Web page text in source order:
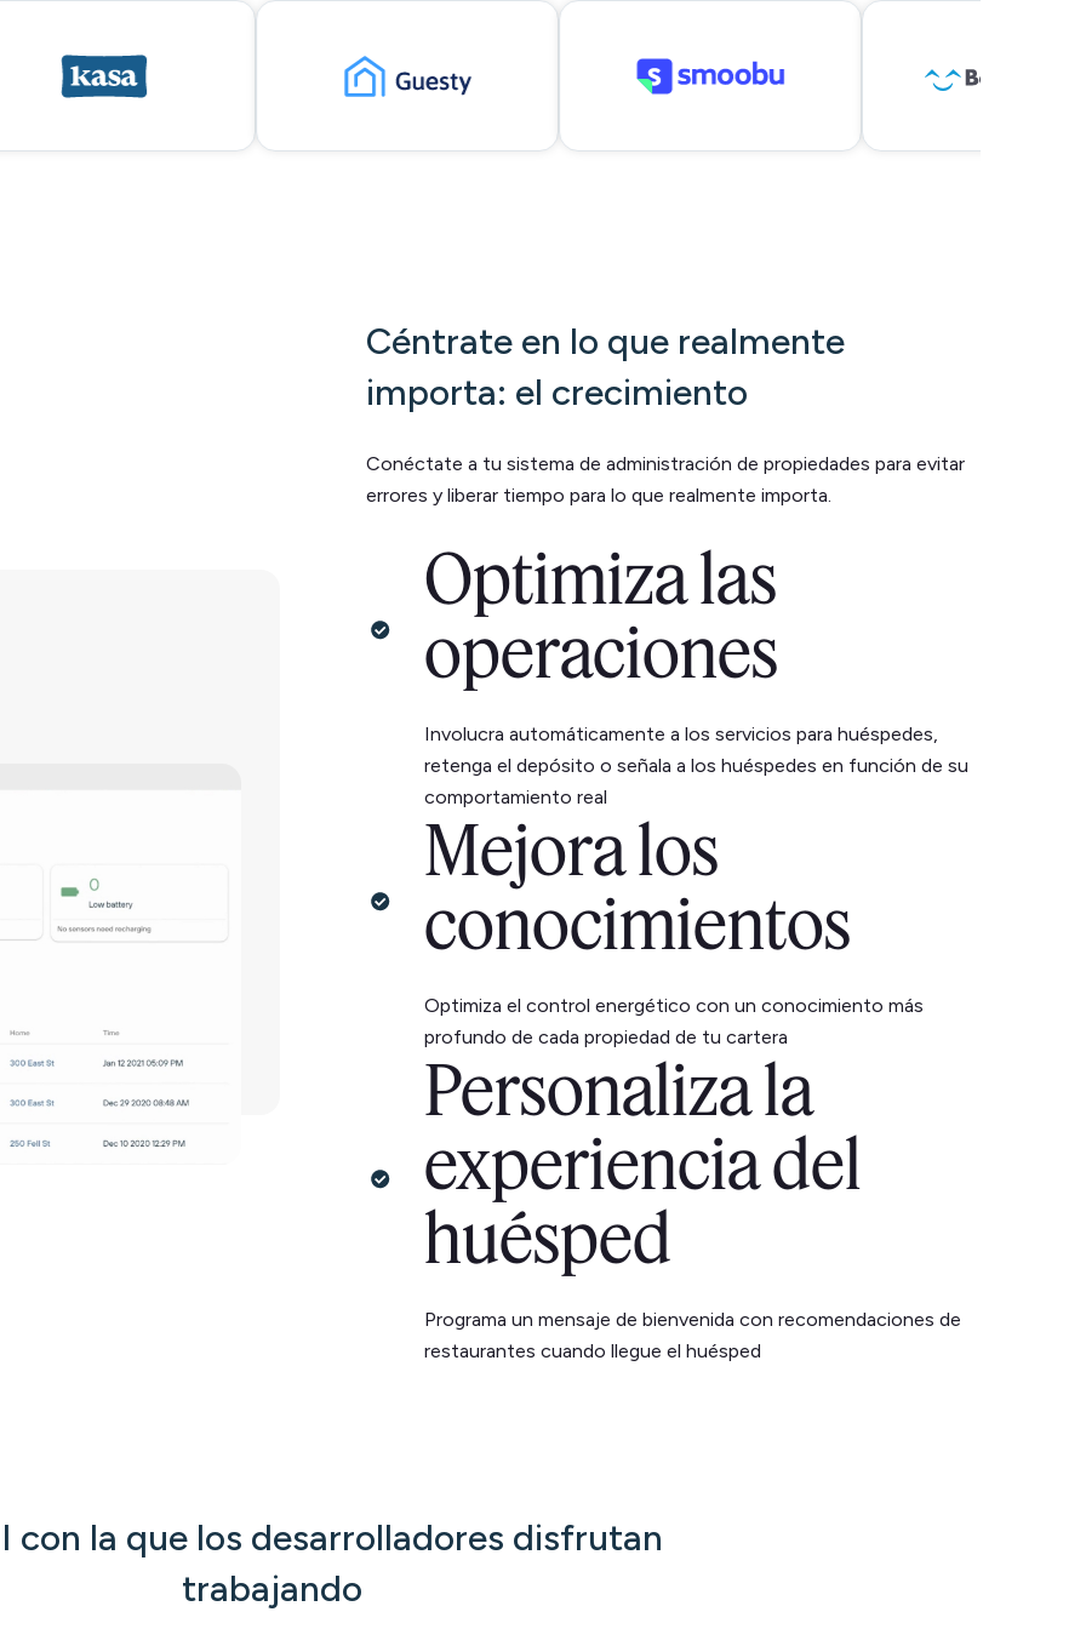
Céntrate en lo que realmente
importa: el crecimiento
Conéctate a tu sistema de administración de propiedades para evitar
errores y liberar tiempo para lo que realmente importa.
Optimiza las
operaciones
Involucra automáticamente a los servicios para huéspedes,
retenga el depósito o señala a los huéspedes en función de su
comportamiento real
Mejora los
conocimientos
Optimiza el control energético con un conocimiento más
profundo de cada propiedad de tu cartera
Personaliza la
experiencia del
huésped
Programa un mensaje de bienvenida con recomendaciones de
restaurantes cuando llegue el huésped
con la que los desarrolladores disfrutan
trabajando